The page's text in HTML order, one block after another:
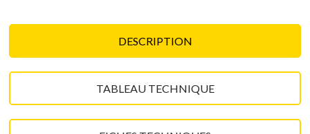
DESCRIPTION
TABLEAU TECHNIQUE